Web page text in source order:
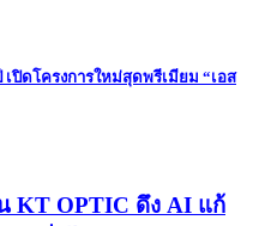
ปิดโครงการใหม่สุดพรีเมียม “เอส
KT OPTIC ดึง AI แก้